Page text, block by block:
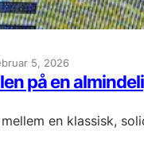
5, 2026
på en
en klassisk,